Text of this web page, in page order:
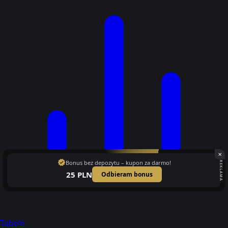
✕
verifiedBonus bez depozytu – kupon za darmo!
25 PLN Odbieram bonus REKLAMA
Tabele